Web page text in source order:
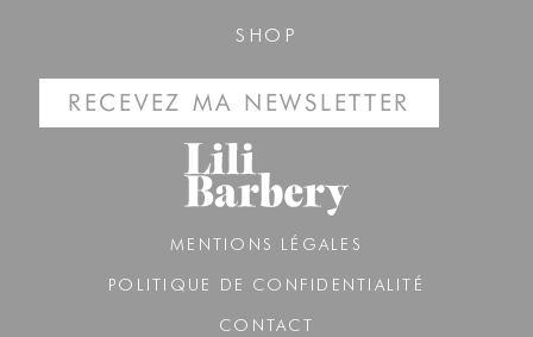
SHOP
RECEVEZ MA NEWSLETTER
MENTIONS LÉGALES
POLITIQUE DE CONFIDENTIALITÉ
CONTACT